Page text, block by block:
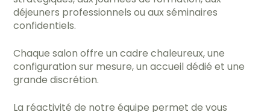
déjeuners professionnels ou aux séminaires
confidentiels.
Chaque salon offre un cadre chaleureux, une
configuration sur mesure, un accueil dédié et une
grande discrétion.
La réactivité de notre équipe permet de vous